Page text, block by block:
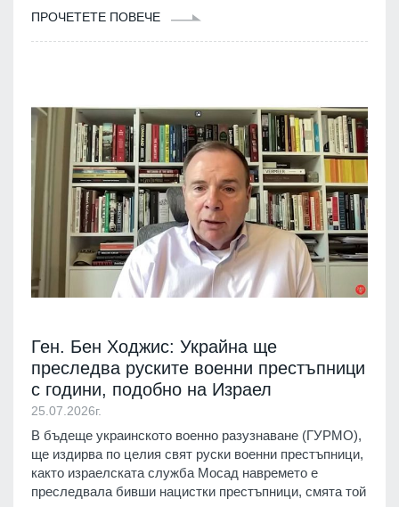
ПРОЧЕТЕТЕ ПОВЕЧЕ
Ген. Бен Ходжис: Украйна ще
преследва руските военни престъпници
с години, подобно на Израел
25.07.2026г.
В бъдеще украинското военно разузнаване (ГУРМО),
ще издирва по целия свят руски военни престъпници,
както израелската служба Мосад навремето е
преследвала бивши нацистки престъпници, смята той